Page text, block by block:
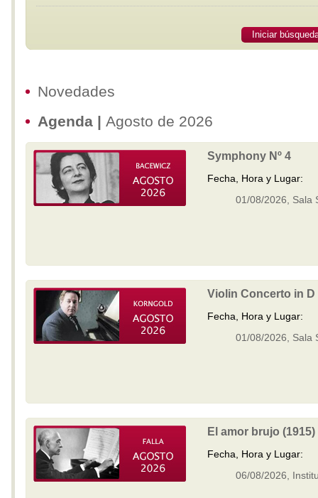
Iniciar
Novedades
Agenda | Agosto de 2026
Symphony Nº 4
Fecha, Hora y Lugar:
01/08/2026, Sala
Violin Concerto in D
Fecha, Hora y Lugar:
01/08/2026, Sala
El amor brujo (1915)
Fecha, Hora y Lugar:
06/08/2026,